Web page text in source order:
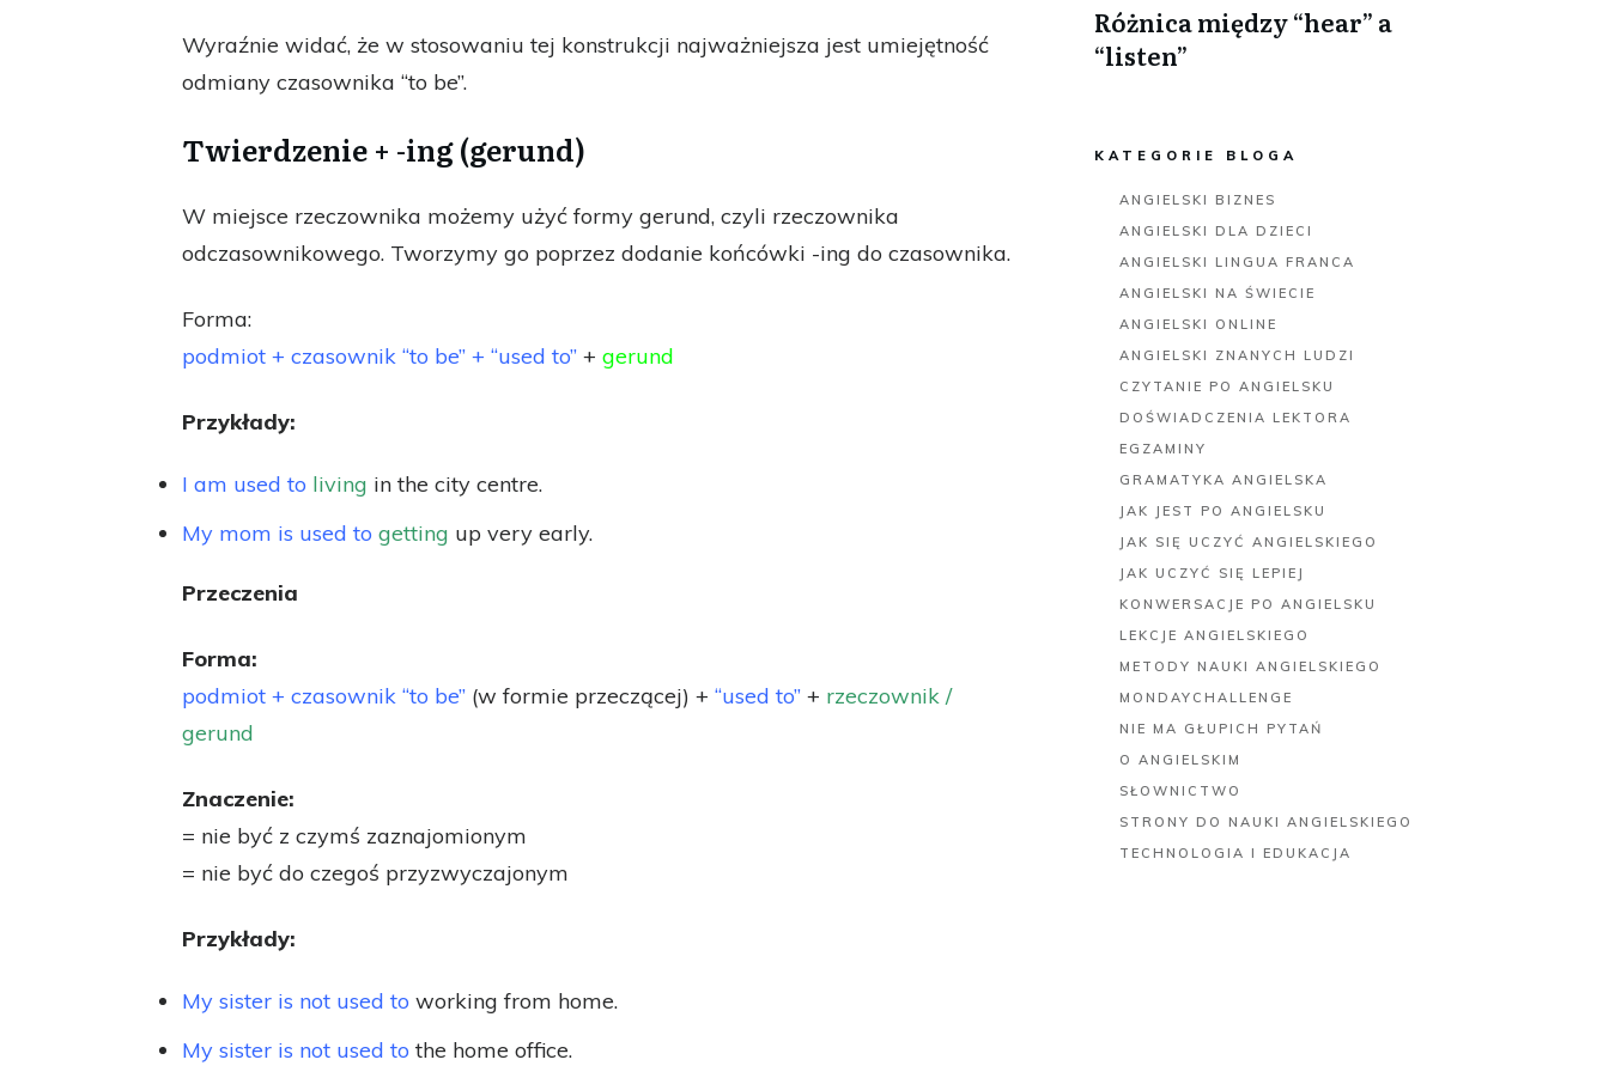
Wyraźnie widać, że w stosowaniu tej konstrukcji najważniejsza jest umiejętność
odmiany czasownika “to be”.
Twierdzenie + -ing (gerund)
W miejsce rzeczownika możemy użyć formy gerund, czyli rzeczownika
odczasownikowego. Tworzymy go poprzez dodanie końcówki -ing do czasownika.
Forma:
podmiot + czasownik “to be” + “used to” + gerund
Przykłady:
I am used to living in the city centre.
My mom is used to getting up very early.
Przeczenia
Forma:
podmiot + czasownik “to be” (w formie przeczącej) + “used to” + rzeczownik /
gerund
Znaczenie:
= nie być z czymś zaznajomionym
= nie być do czegoś przyzwyczajonym
Przykłady:
My sister is not used to working from home.
My sister is not used to the home office.
Różnica między “hear” a
“listen”
KATEGORIE BLOGA
ANGIELSKI BIZNES
ANGIELSKI DLA DZIECI
ANGIELSKI LINGUA FRANCA
ANGIELSKI NA ŚWIECIE
ANGIELSKI ONLINE
ANGIELSKI ZNANYCH LUDZI
CZYTANIE PO ANGIELSKU
DOŚWIADCZENIA LEKTORA
EGZAMINY
GRAMATYKA ANGIELSKA
JAK JEST PO ANGIELSKU
JAK SIĘ UCZYĆ ANGIELSKIEGO
JAK UCZYĆ SIĘ LEPIEJ
KONWERSACJE PO ANGIELSKU
LEKCJE ANGIELSKIEGO
METODY NAUKI ANGIELSKIEGO
MONDAYCHALLENGE
NIE MA GŁUPICH PYTAŃ
O ANGIELSKIM
SŁOWNICTWO
STRONY DO NAUKI ANGIELSKIEGO
TECHNOLOGIA I EDUKACJA